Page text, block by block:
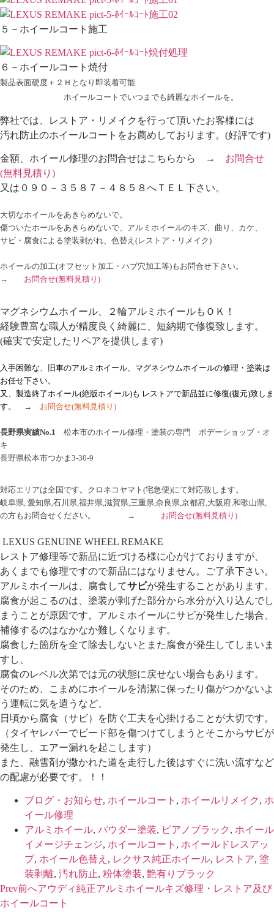
５－ホイールコート施工
６－ホイールコート焼付
製品表面硬度＋２Ｈとなり即装着可能
ホイールコートでいつまでも綺麗なホイールを。
弊社では、レストア・リメイクを行って頂いたお客様には
汚れ防止のホイールコートをお薦めしております。(好評です)
金額、ホイール修理のお問合せはこちらから → お問合せ
(無料見積り)
又は０９０－３５８７－４８５８へＴＥＬ下さい。
大切なホイールをあきらめないで。
傷ついたホールをあきらめないで、アルミホイールのキズ、曲り、カケ、
サビ・腐食による塗装剥がれ、色替え(レストア・リメイク)
ホイールの加工(オフセット加工・ハブ穴加工等)もお問合せ下さい。
→ お問合せ(無料見積り)
マグネシウムホイール、２輪アルミホイールもＯＫ！
経験豊富な職人が精度良く綺麗に、短納期で修復致します。
(確実で安定したリペアを提供します)
入手困難な、旧車のアルミホイール、マグネシウムホイールの修理・塗装は
お任せ下さい。
又、製造終了ホイール(絶版ホイール)も レストアで新品並に修復(復元)致しま
す。 → お問合せ(無料見積り)
長野県実績No.1 松本市のホイール修理・塗装の専門 ボデーショップ・オ
キ
長野県松本市つかま3-30-9
対応エリアは全国です。クロネコヤマト(宅急便)にて対応致します。
岐阜県, 愛知県,石川県,福井県,滋賀県,三重県,奈良県,京都府,大阪府,和歌山県,
の方もお問合せください。 → お問合せ(無料見積り)
LEXUS GENUINE WHEEL REMAKE
レストア修理等で新品に近づける様に心がけておりますが、
あくまでも修理ですので新品にはなりません。ご了承下さい。
アルミホイールは、腐食してサビが発生することがあります。
腐食が起こるのは、塗装が剥げた部分から水分が入り込んでし
まうことが原因です。アルミホイールにサビが発生した場合、
補修するのはなかなか難しくなります。
腐食した箇所を全て除去しないとまた腐食が発生してしまいま
すし、
腐食のレベル次第では元の状態に戻せない場合もあります。
そのため、こまめにホイールを清潔に保ったり傷がつかないよ
う運転に気を遣うなど、
日頃から腐食（サビ）を防ぐ工夫を心掛けることが大切です。
（タイヤレバーでビード部を傷つけてしまうとそこからサビが
発生し、エアー漏れを起こします）
また、融雪剤が撒かれた道を走行した後はすぐに洗い流すなど
の配慮が必要です。！！
ブログ・お知らせ, ホイールコート , ホイールリメイク , ホ
イール修理
アルミホイール, パウダー塗装, ピアノブラック , ホイール
イメージチェンジ, ホイールコート , ホイールドレスアッ
プ, ホイール色替え , レクサス純正ホイール, レストア, 塗
装剥離, 汚れ防止, 粉体塗装, 艶有りブラック
Prev前へアウディ純正アルミホイールキズ修理・レストア及び
ホイールコート